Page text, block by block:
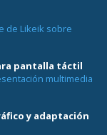
de Likeik sobre
pantalla táctil
multimedia
y adaptación